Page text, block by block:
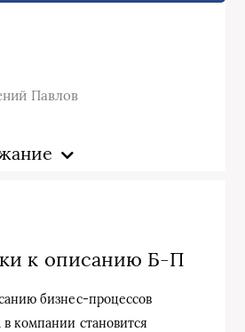
Павлов
к описанию Б-П
бизнес-процессов
компании становится